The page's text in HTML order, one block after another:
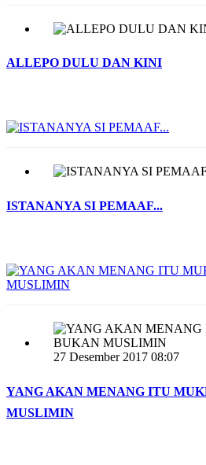
ALLEPO DULU DAN KINI
ISTANANYA SI PEMAAF...
27 Desember 2017 08:07
YANG AKAN MENANG ITU
MUSLIMIN